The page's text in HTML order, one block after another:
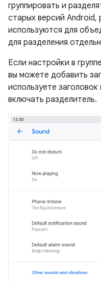
группировать и
старых версий Android,
используются для
для разделения
Если настройки в
вы можете добавить
используете
включать разделитель.